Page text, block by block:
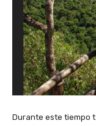
Durante este tiempo